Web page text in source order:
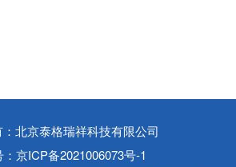
北京泰格瑞祥科技有限公司
京ICP备2021006073号-1